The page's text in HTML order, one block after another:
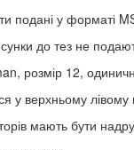
подані у форматі
до тез не
розмір 12,
у верхньому лівому
мають бути